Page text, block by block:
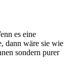
es eine
dann wäre sie wie
sondern purer